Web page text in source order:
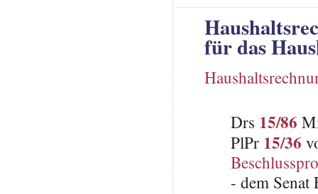
für das
Drs 15/86
PlPr 15/36
- dem Senat